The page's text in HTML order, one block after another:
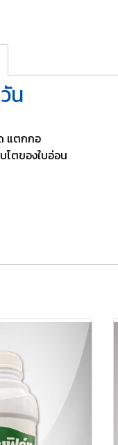
น
แตกกอ
โตของใบอ่อน